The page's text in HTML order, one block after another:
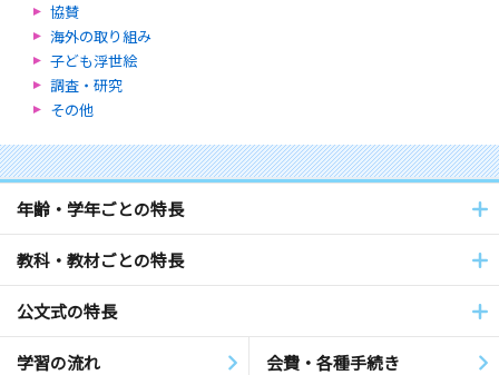
協賛
海外の取り組み
子ども浮世絵
調査・研究
その他
年齢・学年ごとの特長
教科・教材ごとの特長
公文式の特長
学習の流れ 会費・各種手続き